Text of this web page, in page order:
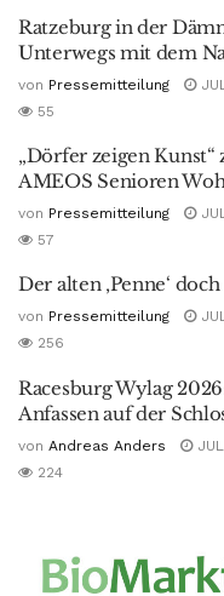
Ratzeburg in der
Unterwegs mit dem
von Pressemitteilung
55
„Dörfer zeigen Kunst“
AMEOS Senioren
von Pressemitteilung
57
Der alten ‚Penne‘
von Pressemitteilung
256
Racesburg Wylag
Anfassen auf der
von Andreas Anders
224